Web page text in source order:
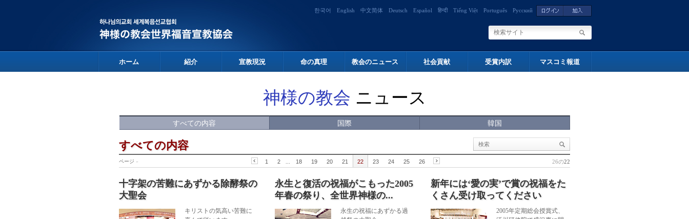
한국어 English 中文简体 Deutsch Español हिन्दी Tiếng Việt Português Русский
ホーム 紹介 宣教現況 命の真理 教会のニュース 社会貢献 受賞内訳 マスコミ報道
神様の教会 ニュース
すべての内容 国際 韓国
すべての内容
ページ » 26の22
1 2 18 19 20 21 22 23 24 25 26
十字架の苦難にあずかる除酵祭の
大聖会
キリストの気高い苦難に
永生と復活の祝福がこもった2005
年春の祭り、全世界神様の...
永生の祝福にあずかる過
新年には‘愛の実’で賞の祝福をた
くさん受け取ってください
2005年定期総会授賞式、